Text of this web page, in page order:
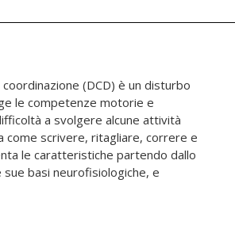
(DCD) è un disturbo
le competenze motorie e
a svolgere alcune attività
come scrivere, ritagliare, correre e
le caratteristiche partendo dallo
basi neurofisiologiche, e
maggiormente utilizzati e le
recenti linee guida europee,
sia per gli aspetti diagnostici
inoltre indicati alcuni strumenti di
e la normativa di riferimento in